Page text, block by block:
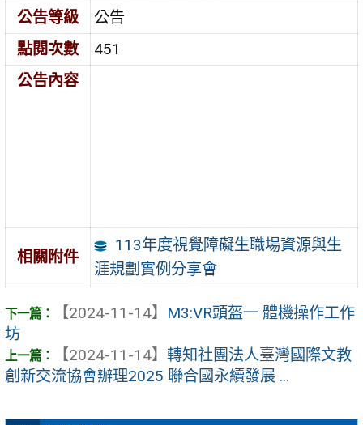
公告等級
公告
點閱次數
451
公告內容
相關附件
113年度視覺障礙生職場資源與生
涯規劃實例分享會
【2024-11-14】 M3:VR頭盔一 體機操作工作
坊
【2024-11-14】 轉知社團法人臺灣國際文教
創新交流協會辦理2025 聯合國永續發展 ...